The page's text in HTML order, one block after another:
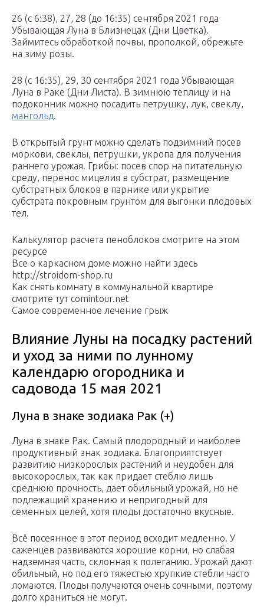
26 (с 6:38), 27, 28 (до 16:35) сентября 2021 года
Убывающая Луна в Близнецах (Дни Цветка).
Займитесь обработкой почвы, прополкой, обрежьте
на зиму розы.
28 (с 16:35), 29, 30 сентября 2021 года Убывающая
Луна в Раке (Дни Листа). В зимнюю теплицу и на
подоконник можно посадить петрушку, лук, свеклу,
мангольд.
В открытый грунт можно сделать подзимний посев
моркови, свеклы, петрушки, укропа для получения
раннего урожая. Грибы: посев спор на питательную
среду, перенос мицелия в субстрат, размещение
субстратных блоков в парнике или укрытие
субстрата покровным грунтом для выгонки плодовых
тел.
Калькулятор расчета пеноблоков смотрите на этом
ресурсе
Все о каркасном доме можно найти здесь
http://stroidom-shop.ru
Как снять комнату в коммунальной квартире
смотрите тут comintour.net
Самое современное лечение грыж
Влияние Луны на посадку растений
и уход за ними по лунному
календарю огородника и
садовода 15 мая 2021
Луна в знаке зодиака Рак (+)
Луна в знаке Рак. Самый плодородный и наиболее
продуктивный знак зодиака. Благоприятствует
развитию низкорослых растений и неудобен для
высокорослых, так как придает стеблю лишь
среднюю прочность, дает обильный урожай, но не
подлежащий хранению и непригодный для
семенных целей, хотя плоды достаточно вкусные.
Всё посеянное в этот период всходит медленно. У
саженцев развиваются хорошие корни, но слабая
надземная часть, склонная к полеганию. Урожай дают
обильный, но под его тяжестью хрупкие стебли часто
ломаются. Плоды получаются очень сочными, поэтому
долго храниться не могут.